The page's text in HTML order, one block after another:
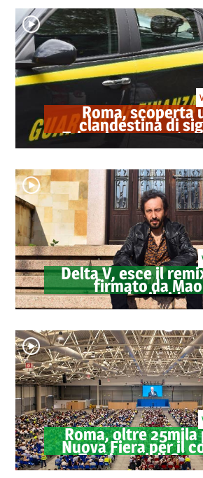
Roma, scoperta
clandestina di
Trigoria:
Delta V, esce il
firmato da
anche il
Roma, oltre 25mila
Nuova Fiera per il
Testimoni di